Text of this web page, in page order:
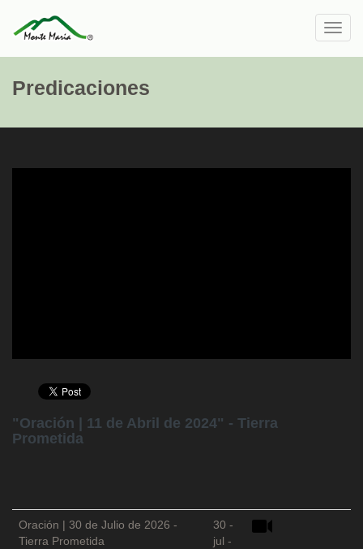
Predicaciones
"Oración | 11 de Abril de 2024" - Tierra
Prometida
Oración | 30 de Julio de 2026 -
Tierra Prometida
30 -
jul -